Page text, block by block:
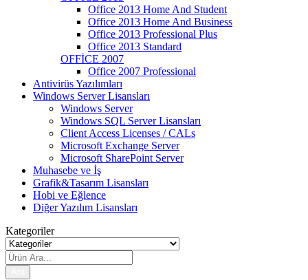
Office 2013 Home And Student
Office 2013 Home And Business
Office 2013 Professional Plus
Office 2013 Standard
OFFİCE 2007
Office 2007 Professional
Antivirüs Yazılımları
Windows Server Lisansları
Windows Server
Windows SQL Server Lisansları
Client Access Licenses / CALs
Microsoft Exchange Server
Microsoft SharePoint Server
Muhasebe ve İş
Grafik&Tasarım Lisansları
Hobi ve Eğlence
Diğer Yazılım Lisansları
Kategoriler